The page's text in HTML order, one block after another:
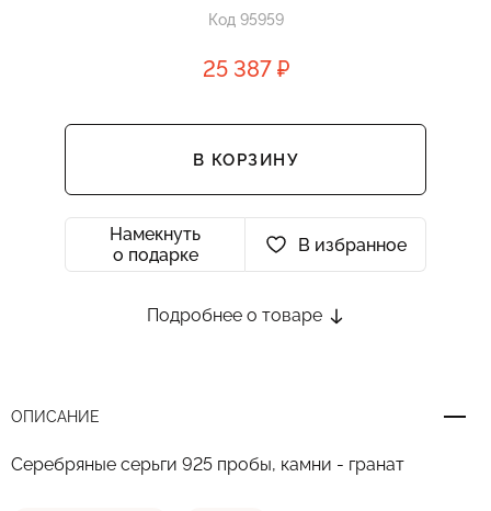
Код 95959
25 387 ₽
В КОРЗИНУ
Намекнуть
о подарке
В избранное
Подробнее о товаре
ОПИСАНИЕ
Серебряные серьги 925 пробы, камни - гранат